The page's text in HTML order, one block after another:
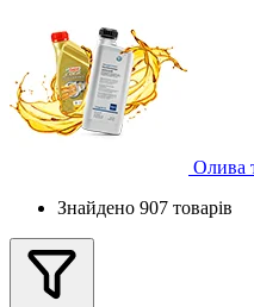
Олива
Знайдено 907 товарів